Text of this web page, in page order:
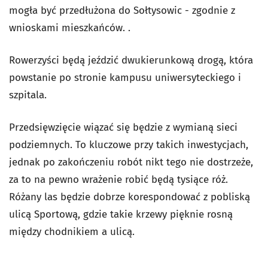
mogła być przedłużona do Sołtysowic - zgodnie z
wnioskami mieszkańców. .
Rowerzyści będą jeździć dwukierunkową drogą, która
powstanie po stronie kampusu uniwersyteckiego i
szpitala.
Przedsięwzięcie wiązać się będzie z wymianą sieci
podziemnych. To kluczowe przy takich inwestycjach,
jednak po zakończeniu robót nikt tego nie dostrzeże,
za to na pewno wrażenie robić będą tysiące róż.
Różany las będzie dobrze korespondować z pobliską
ulicą Sportową, gdzie takie krzewy pięknie rosną
między chodnikiem a ulicą.